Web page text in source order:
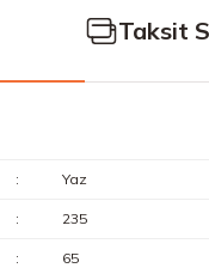
Taksit
: Yaz
: 235
: 65